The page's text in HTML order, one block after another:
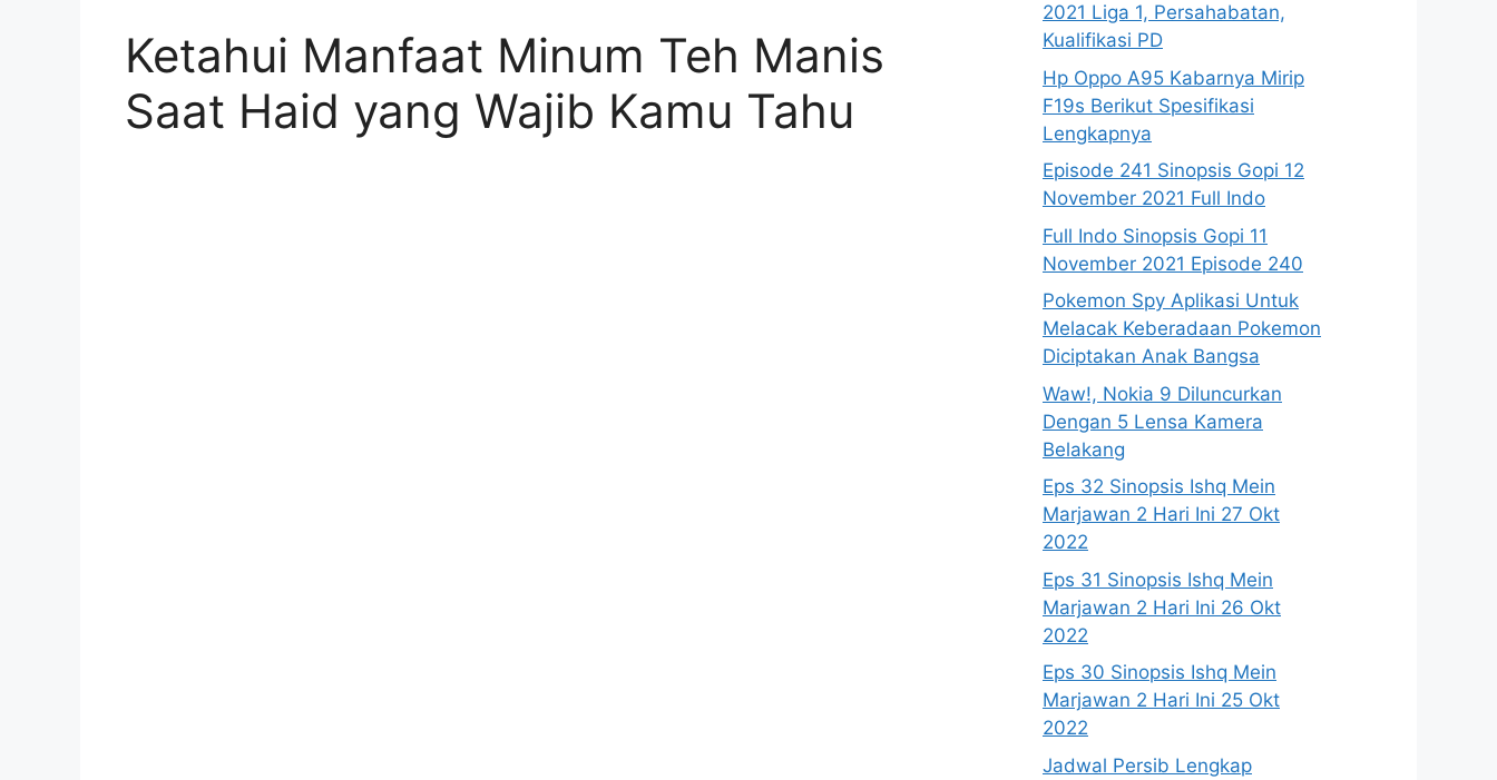
Ketahui Manfaat Minum Teh Manis
Saat Haid yang Wajib Kamu Tahu
2021 Liga 1, Persahabatan,
Kualifikasi PD
Hp Oppo A95 Kabarnya Mirip
F19s Berikut Spesifikasi
Lengkapnya
Episode 241 Sinopsis Gopi 12
November 2021 Full Indo
Full Indo Sinopsis Gopi 11
November 2021 Episode 240
Pokemon Spy Aplikasi Untuk
Melacak Keberadaan Pokemon
Diciptakan Anak Bangsa
Waw!, Nokia 9 Diluncurkan
Dengan 5 Lensa Kamera
Belakang
Eps 32 Sinopsis Ishq Mein
Marjawan 2 Hari Ini 27 Okt
2022
Eps 31 Sinopsis Ishq Mein
Marjawan 2 Hari Ini 26 Okt
2022
Eps 30 Sinopsis Ishq Mein
Marjawan 2 Hari Ini 25 Okt
2022
Jadwal Persib Lengkap